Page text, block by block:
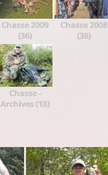
Chasse 2009
(36)
Chasse 2008
(36)
Chasse -
Archives (18)